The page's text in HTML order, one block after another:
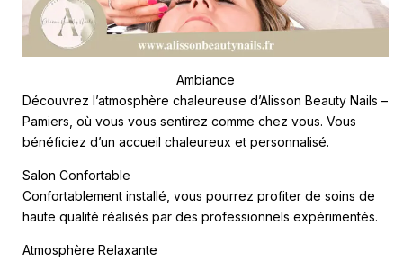
Ambiance
Découvrez l’atmosphère chaleureuse d’Alisson Beauty Nails –
Pamiers , où vous vous sentirez comme chez vous. Vous
bénéficiez d’un accueil chaleureux et personnalisé.
Salon Confortable
Confortablement installé, vous pourrez profiter de soins de
haute qualité réalisés par des professionnels expérimentés.
Atmosphère Relaxante